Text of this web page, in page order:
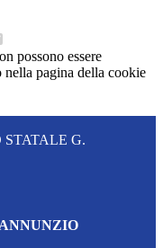
possono essere
pagina della cookie
G.